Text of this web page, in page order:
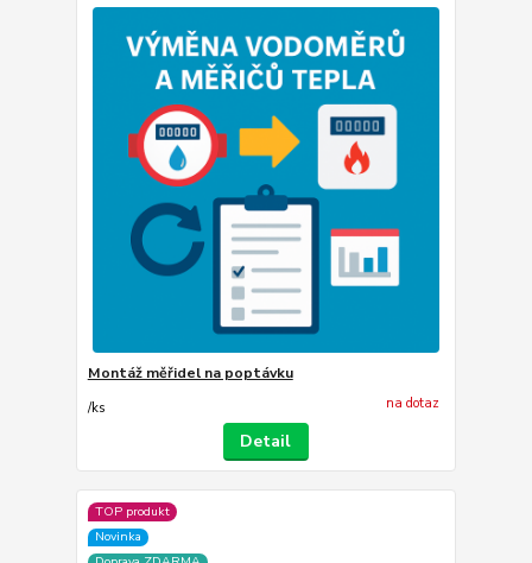
Montáž měřidel na poptávku
/ks na dotaz
Detail
TOP produkt
Novinka